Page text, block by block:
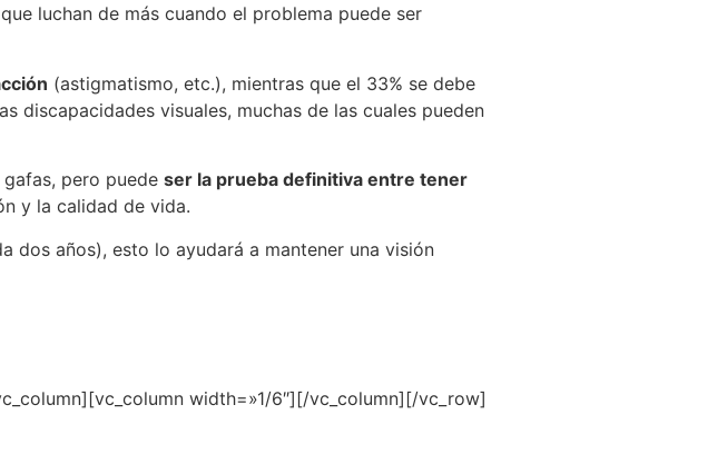
luchan de más cuando el problema puede ser
(astigmatismo, etc.), mientras que el 33% se debe
discapacidades visuales, muchas de las cuales pueden
pero puede ser la prueba definitiva entre tener
y la calidad de vida.
dos años), esto lo ayudará a mantener una visión
width=»1/6″][/vc_column][/vc_row]